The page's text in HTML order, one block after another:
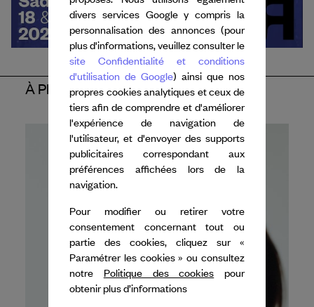
À PROPOS DE L'ARTISTE
divers services Google y compris la
personnalisation des annonces (pour
plus d'informations, veuillez consulter le
site Confidentialité et conditions
d'utilisation de Google) ainsi que nos
propres cookies analytiques et ceux de
tiers afin de comprendre et d'améliorer
l'expérience de navigation de
l'utilisateur, et d'envoyer des supports
publicitaires correspondant aux
préférences affichées lors de la
navigation.
Pour modifier ou retirer votre
consentement concernant tout ou
partie des cookies, cliquez sur «
Paramétrer les cookies » ou consultez
notre Politique des cookies pour
obtenir plus d’informations